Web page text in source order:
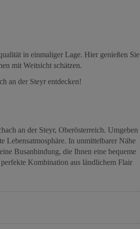
in einmaliger Lage. Hier genießen Sie
mit Weitsicht schätzen.
an der Steyr entdecken!
an der Steyr, Oberösterreich. Umgeben
Lebensatmosphäre. In unmittelbarer Nähe
Busanbindung, die Ihnen eine bequeme
Kombination aus ländlichem Flair